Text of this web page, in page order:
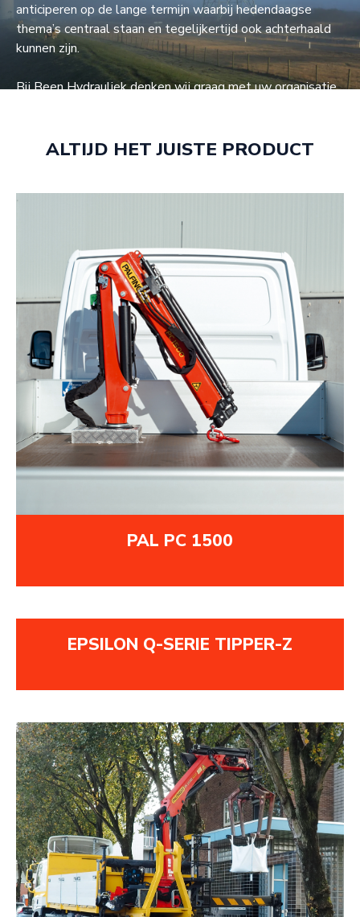
anticiperen op de lange termijn waarbij hedendaagse
thema’s centraal staan en tegelijkertijd ook achterhaald
kunnen zijn.
Bij Been Hydrauliek denken wij graag met uw organisatie
Palfinger, Palfinger Epsilon, VDL Containersystemen en
ALTIJD HET JUISTE PRODUCT
PAL PC 1500
EPSILON Q-SERIE TIPPER-Z